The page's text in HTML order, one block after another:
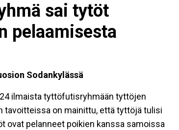
sai tytöt
pelaamisesta
Sodankylässä
ilmaista tyttöfutisryhmään tyttöjen
tavoitteissa on mainittu, että tyttöjä tulisi
ovat pelanneet poikien kanssa samoissa